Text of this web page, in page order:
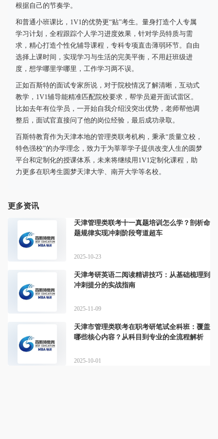
根据自己的节奏学。
和普通小班课比，1V1的优势更“贴”考生。量身打造个人专属
学习计划，全程跟踪个人学习进度效果，针对学员特质与需
求，精心打造个性化辅导课程，专科专项直击薄弱环节。自由
选择上课时间，实现学习与生活的完美平衡，不用赶班级进
度，想学哪里学哪里，工作学习两不误。
正如百斯特的面试专家所说，对于院校情况了解清晰，互动式
教学，1V1辅导能精准匹配院校要求，帮学员避开面试雷区。
比如去年有位学员，一开始自我介绍没突出优势，老师帮他调
整后，面试官直接问了他的岗位经验，最后成功录取。
百斯特教育作为天津本地的管理类联考机构，秉承“质量立校，
特色强校”的办学理念，致力于为莘莘学子提供改变人生的圆梦
平台和定制化的授课体系，未来将继续用1V1定制化课程，助
力更多在职考生圆梦天津大学、南开大学等名校。
更多资讯
天津管理类联考十一真题培训怎么学？剖析命
题规律实现冲刺阶段弯道超车
2025-10-23
天津考研英语二阅读精讲技巧：从基础梳理到
冲刺提分的实战指南
2025-11-09
天津市管理类联考在职考研笔试全科班：覆盖
哪些核心内容？从科目到专业的全流程解析
2025-10-01